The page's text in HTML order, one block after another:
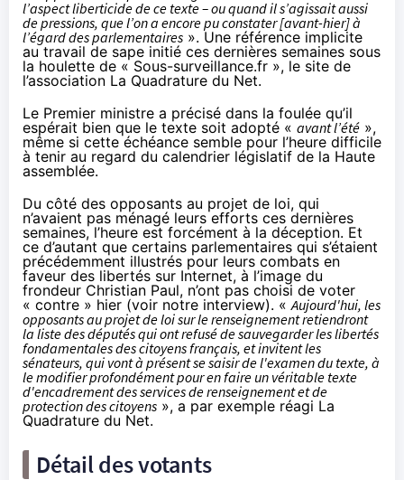
l’aspect liberticide de ce texte – ou quand il s’agissait aussi
de pressions, que l’on a encore pu constater [avant-hier] à
l’égard des parlementaires ». Une référence implicite
au travail de sape initié ces dernières semaines sous
la houlette de « Sous-surveillance.fr », le site de
l’association La Quadrature du Net.
Le Premier ministre a précisé dans la foulée qu’il
espérait bien que le texte soit adopté « avant l’été »,
même si cette échéance semble pour l’heure difficile
à tenir au regard du calendrier législatif de la Haute
assemblée.
Du côté des opposants au projet de loi, qui
n’avaient pas ménagé leurs efforts ces dernières
semaines, l’heure est forcément à la déception. Et
ce d’autant que certains parlementaires qui s’étaient
précédemment illustrés pour leurs combats en
faveur des libertés sur Internet, à l’image du
frondeur Christian Paul, n’ont pas choisi de voter
« contre » hier (voir notre interview). « Aujourd'hui, les
opposants au projet de loi sur le renseignement retiendront
la liste des députés qui ont refusé de sauvegarder les libertés
fondamentales des citoyens français, et invitent les
sénateurs, qui vont à présent se saisir de l'examen du texte, à
le modifier profondément pour en faire un véritable texte
d'encadrement des services de renseignement et de
protection des citoyens », a par exemple réagi La
Quadrature du Net.
Détail des votants